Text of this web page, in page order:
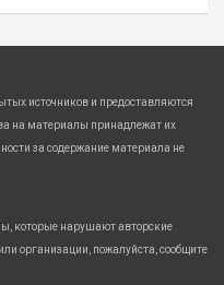
источников и предоставляются
на материалы принадлежат их
за содержание материала не
которые нарушают авторские
организации, пожалуйста, сообщите